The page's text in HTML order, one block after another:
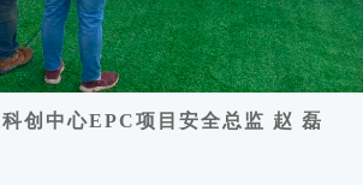
创中心EPC项目安全总监 赵 磊